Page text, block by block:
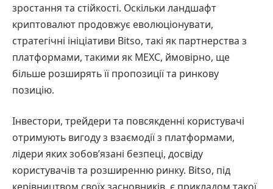
зростання та стійкості. Оскільки ландшафт
криптовалют продовжує еволюціонувати,
стратегічні ініціативи Bitso, такі як партнерства з
платформами, такими як MEXC, ймовірно, ще
більше розширять її пропозиції та ринкову
позицію.
Інвестори, трейдери та повсякденні користувачі
отримують вигоду з взаємодії з платформами,
лідери яких зобов’язані безпеці, досвіду
користувачів та розширенню ринку. Bitso, під